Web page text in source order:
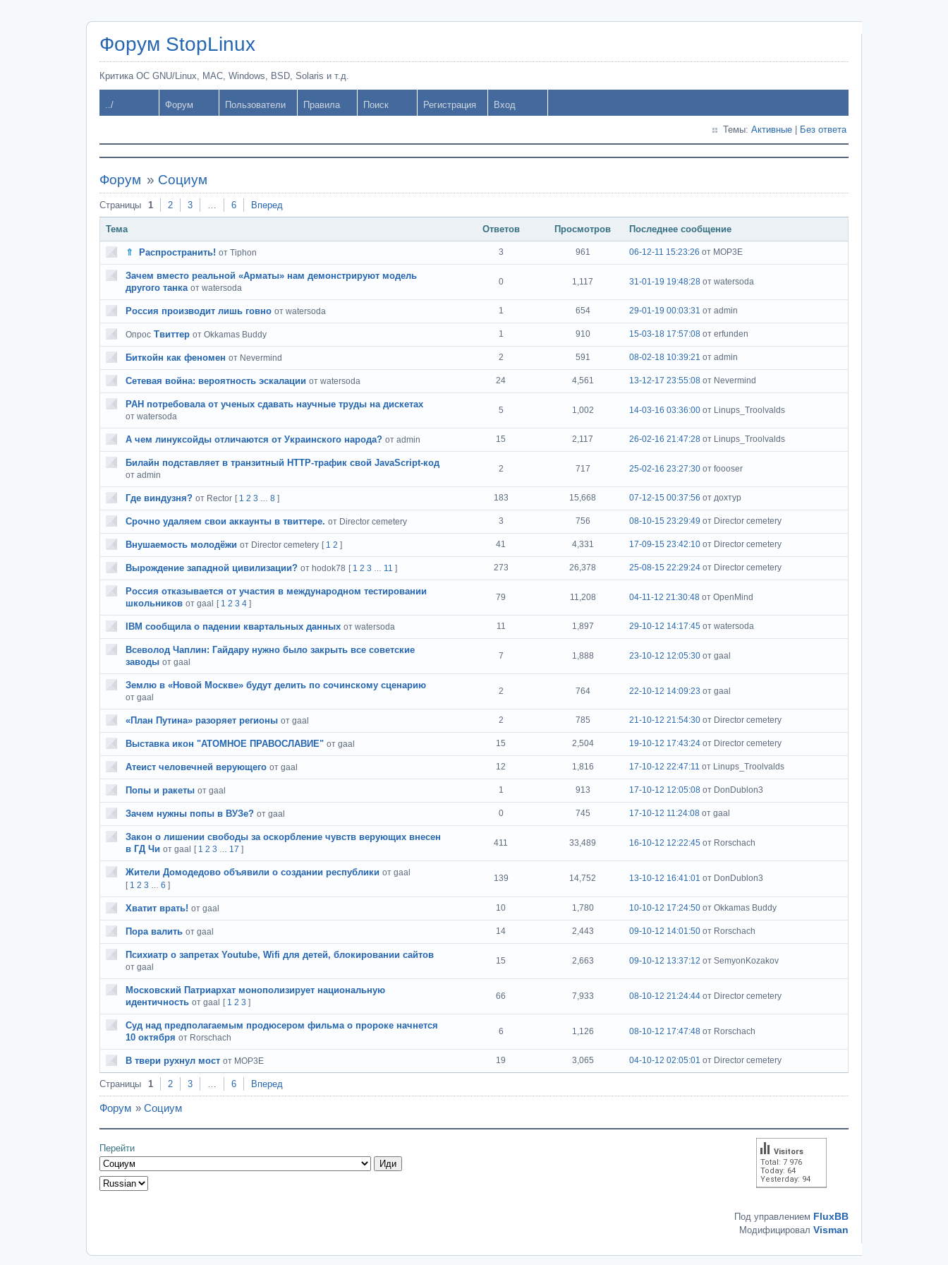
Форум StopLinux
Критика ОС GNU/Linux, MAC, Windows, BSD, Solaris и т.д.
../ Форум Пользователи Правила Поиск Регистрация Вход
Темы: Активные Без ответа
Форум » Социум
Страницы 1 2 3 … 6 Вперед
Тема Ответов Просмотров Последнее сообщение
⇑ Распространить! от Tiphon 3 961 06-12-11 15:23:26 от MOP3E
Зачем вместо реальной «Арматы» нам демонстрируют модель
другого танка от watersoda
0 1,117 31-01-19 19:48:28 от watersoda
Россия производит лишь говно от watersoda 1 654 29-01-19 00:03:31 от admin
Опрос Твиттер от Okkamas Buddy 1 910 15-03-18 17:57:08 от erfunden
Биткойн как феномен от Nevermind 2 591 08-02-18 10:39:21 от admin
Сетевая война: вероятность эскалации от watersoda 24 4,561 13-12-17 23:55:08 от Nevermind
РАН потребовала от ученых сдавать научные труды на дискетах
от watersoda
5 1,002 14-03-16 03:36:00 от Linups_Troolvalds
А чем линуксойды отличаются от Украинского народа? от admin 15 2,117 26-02-16 21:47:28 от Linups_Troolvalds
Билайн подставляет в транзитный HTTP-трафик свой JavaSсript-код
от admin
2 717 25-02-16 23:27:30 от foooser
Где виндузня? от Rector [ 1 2 3 8 ] 183 15,668 07-12-15 00:37:56 от дохтур
Срочно удаляем свои аккаунты в твиттере. от Director cemetery 3 756 08-10-15 23:29:49 от Director cemetery
Внушаемость молодёжи от Director cemetery [ 1 2 ] 41 4,331 17-09-15 23:42:10 от Director cemetery
Вырождение западной цивилизации? от hodok78 [ 1 2 3 11 ] 273 26,378 25-08-15 22:29:24 от Director cemetery
Россия отказывается от участия в международном тестировании
школьников от gaal [ 1 2 3 4 ]
79 11,208 04-11-12 21:30:48 от OpenMind
IBM сообщила о падении квартальных данных от watersoda 11 1,897 29-10-12 14:17:45 от watersoda
Всеволод Чаплин: Гайдару нужно было закрыть все советские
заводы от gaal
7 1,888 23-10-12 12:05:30 от gaal
Землю в «Новой Москве» будут делить по сочинскому сценарию
от gaal
2 764 22-10-12 14:09:23 от gaal
«План Путина» разоряет регионы от gaal 2 785 21-10-12 21:54:30 от Director cemetery
Выставка икон "АТОМНОЕ ПРАВОСЛАВИЕ" от gaal 15 2,504 19-10-12 17:43:24 от Director cemetery
Атеист человечней верующего от gaal 12 1,816 17-10-12 22:47:11 от Linups_Troolvalds
Попы и ракеты от gaal 1 913 17-10-12 12:05:08 от DonDublon3
Зачем нужны попы в ВУЗе? от gaal 0 745 17-10-12 11:24:08 от gaal
Закон о лишении свободы за оскорбление чувств верующих внесен
в ГД Чи от gaal [ 1 2 3 17 ]
411 33,489 16-10-12 12:22:45 от Rorschach
Жители Домодедово объявили о создании республики от gaal
[ 1 2 3 6 ]
139 14,752 13-10-12 16:41:01 от DonDublon3
Хватит врать! от gaal 10 1,780 10-10-12 17:24:50 от Okkamas Buddy
Пора валить от gaal 14 2,443 09-10-12 14:01:50 от Rorschach
Психиатр о запретах Youtube, Wifi для детей, блокировании сайтов
от gaal
15 2,663 09-10-12 13:37:12 от SemyonKozakov
Московский Патриархат монополизирует национальную
идентичность от gaal [ 1 2 3 ]
66 7,933 08-10-12 21:24:44 от Director cemetery
Суд над предполагаемым продюсером фильма о пророке начнется
10 октября от Rorschach
6 1,126 08-10-12 17:47:48 от Rorschach
В твери рухнул мост от MOP3E 19 3,065 04-10-12 02:05:01 от Director cemetery
Страницы 1 2 3 … 6 Вперед
Форум » Социум
Перейти
Total: 7 976
Today: 64
Yesterday: 94
Visitors
Под управлением FluxBB
Модифицировал Visman